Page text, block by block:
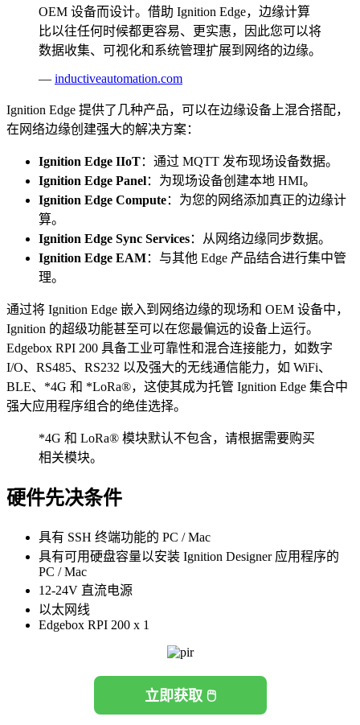
OEM 设备而设计。借助 Ignition Edge，边缘计算
比以往任何时候都更容易、更实惠，因此您可以将
数据收集、可视化和系统管理扩展到网络的边缘。
— inductiveautomation.com
Ignition Edge 提供了几种产品，可以在边缘设备上混合搭配，
在网络边缘创建强大的解决方案：
Ignition Edge IIoT：通过 MQTT 发布现场设备数据。
Ignition Edge Panel：为现场设备创建本地 HMI。
Ignition Edge Compute：为您的网络添加真正的边缘计
算。
Ignition Edge Sync Services：从网络边缘同步数据。
Ignition Edge EAM：与其他 Edge 产品结合进行集中管
理。
通过将 Ignition Edge 嵌入到网络边缘的现场和 OEM 设备中，
Ignition 的超级功能甚至可以在您最偏远的设备上运行。
Edgebox RPI 200 具备工业可靠性和混合连接能力，如数字
I/O、RS485、RS232 以及强大的无线通信能力，如 WiFi、
BLE、*4G 和 *LoRa®，这使其成为托管 Ignition Edge 集合中
强大应用程序组合的绝佳选择。
*4G 和 LoRa® 模块默认不包含，请根据需要购买
相关模块。
硬件先决条件
具有 SSH 终端功能的 PC / Mac
具有可用硬盘容量以安装 Ignition Designer 应用程序的
PC / Mac
12-24V 直流电源
以太网线
Edgebox RPI 200 x 1
立即获取 🖱️